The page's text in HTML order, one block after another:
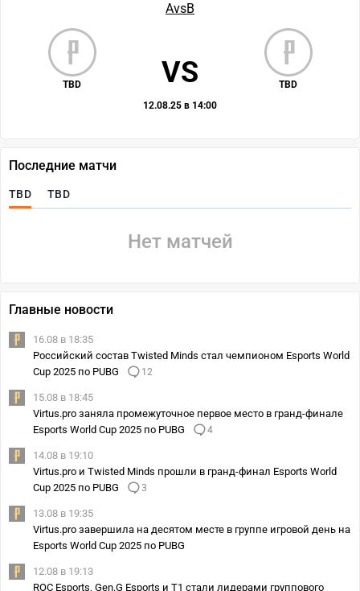
AvsB
TBD TBD
VS
12.08.25 в 14:00
Последние матчи
TBD TBD
Нет матчей
Главные новости
16.08 в 18:35
Российский состав Twisted Minds стал чемпионом Esports World
Cup 2025 по PUBG
12
15.08 в 18:45
Virtus.pro заняла промежуточное первое место в гранд-финале
Esports World Cup 2025 по PUBG
4
14.08 в 19:10
Virtus.pro и Twisted Minds прошли в гранд-финал Esports World
Cup 2025 по PUBG
3
13.08 в 19:35
Virtus.pro завершила на десятом месте в группе игровой день на
Esports World Cup 2025 по PUBG
12.08 в 19:13
ROC Esports, Gen.G Esports и T1 стали лидерами группового